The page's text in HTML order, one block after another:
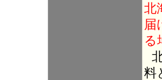
北
届
る
料